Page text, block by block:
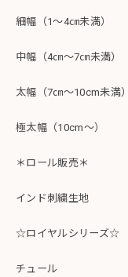
細幅（1～4㎝未満）
中幅（4㎝～7㎝未満）
太幅（7㎝～10cm未満）
極太幅（10cm～）
＊ロール販売＊
インド刺繍生地
☆ロイヤルシリーズ☆
チュール